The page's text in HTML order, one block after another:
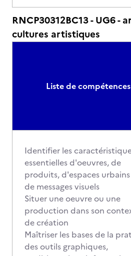
RNCP30312BC13 - UG6 -
cultures artistiques
Liste de compétences
Identifier les
essentielles d'oeuvres, de
produits, d'espaces
de messages visuels
Situer une oeuvre ou une
production dans son
de création
Maîtriser les bases de la
des outils graphiques,